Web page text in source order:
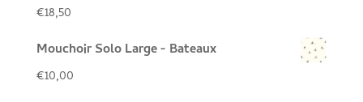
€18,50
Mouchoir Solo Large - Bateaux
€10,00